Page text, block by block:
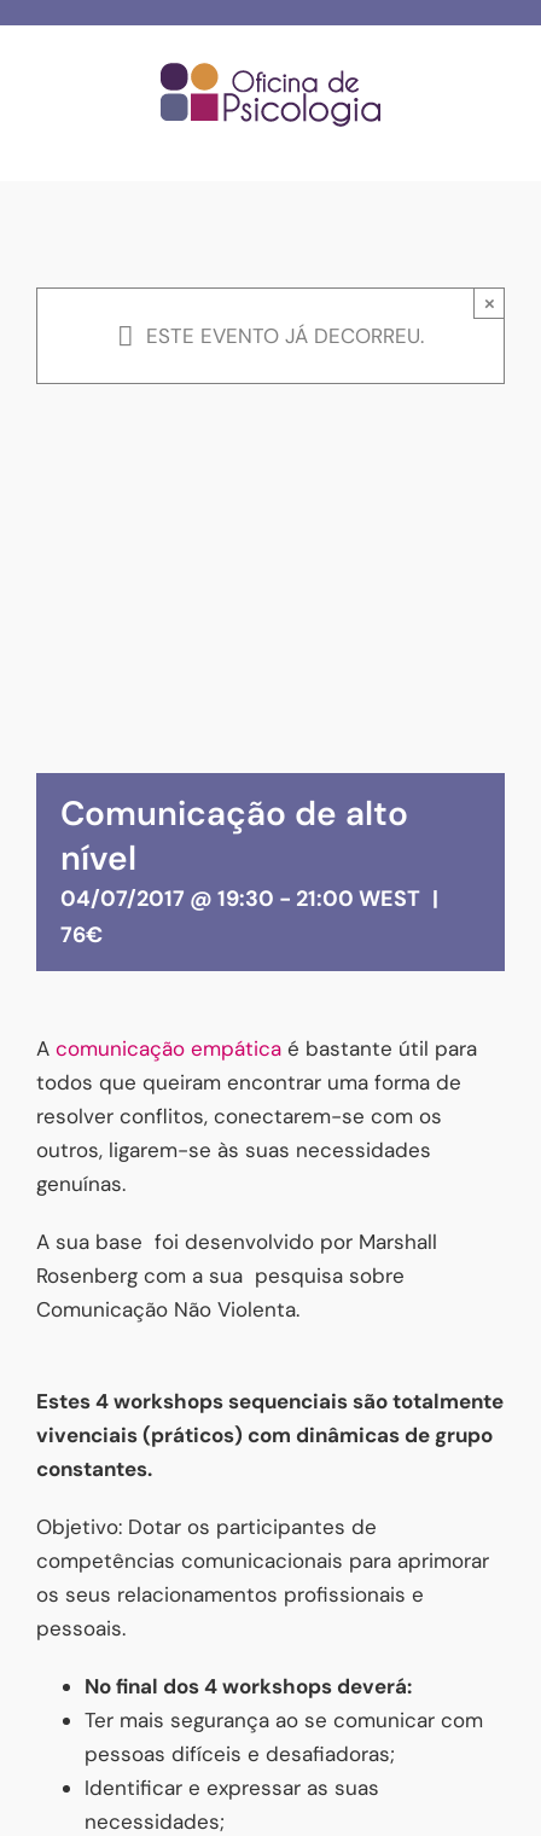
ESTE EVENTO JÁ DECORREU.
×
Comunicação de alto
nível
04/07/2017 @ 19:30 - 21:00 WEST |
76€
A comunicação empática é bastante útil para
todos que queiram encontrar uma forma de
resolver conflitos, conectarem-se com os
outros, ligarem-se às suas necessidades
genuínas.
A sua base foi desenvolvido por Marshall
Rosenberg com a sua pesquisa sobre
Comunicação Não Violenta.
Estes 4 workshops sequenciais são totalmente
vivenciais (práticos) com dinâmicas de grupo
constantes.
Objetivo: Dotar os participantes de
competências comunicacionais para aprimorar
os seus relacionamentos profissionais e
pessoais.
No final dos 4 workshops deverá:
Ter mais segurança ao se comunicar com
pessoas difíceis e desafiadoras;
Identificar e expressar as suas
necessidades;